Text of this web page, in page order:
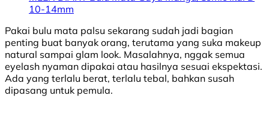
10-14mm
Pakai bulu mata palsu sekarang sudah jadi bagian
penting buat banyak orang, terutama yang suka makeup
natural sampai glam look. Masalahnya, nggak semua
eyelash nyaman dipakai atau hasilnya sesuai ekspektasi.
Ada yang terlalu berat, terlalu tebal, bahkan susah
dipasang untuk pemula.